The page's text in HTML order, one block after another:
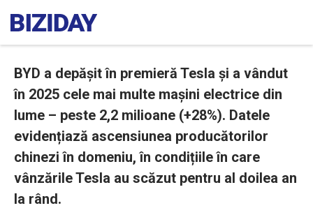
BYD a depășit în premieră Tesla și a vândut
în 2025 cele mai multe mașini electrice din
lume – peste 2,2 milioane (+28%). Datele
evidențiază ascensiunea producătorilor
chinezi în domeniu, în condițiile în care
vânzările Tesla au scăzut pentru al doilea an
la rând.